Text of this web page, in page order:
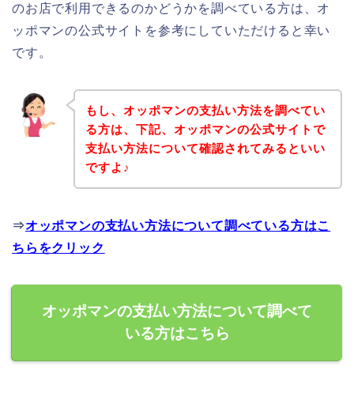
のお店で利用できるのかどうかを調べている方は、オ
ッポマンの公式サイトを参考にしていただけると幸い
です。
もし、オッポマンの支払い方法を調べてい
る方は、下記、オッポマンの公式サイトで
支払い方法について確認されてみるといい
ですよ♪
⇒オッポマンの支払い方法について調べている方はこ
ちらをクリック
オッポマンの支払い方法について調べて
いる方はこちら